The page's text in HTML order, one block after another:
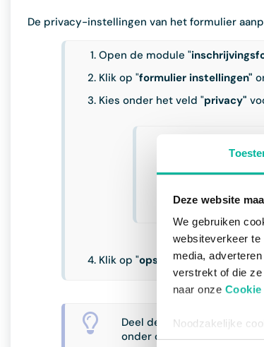
Deze website
We gebruiken
websiteverkeer
media,
verstrekt of die
naar onze
Noodzakelijke
bestaat enkel
De privacy-instellingen van het formulier
Open de module "
Klik op "formulier instellingen"
Kies onder het veld "privacy"
Privé: Hierbij is
Klik op "opslaan".
Deel de lijst van contacten
onder de titel Deel